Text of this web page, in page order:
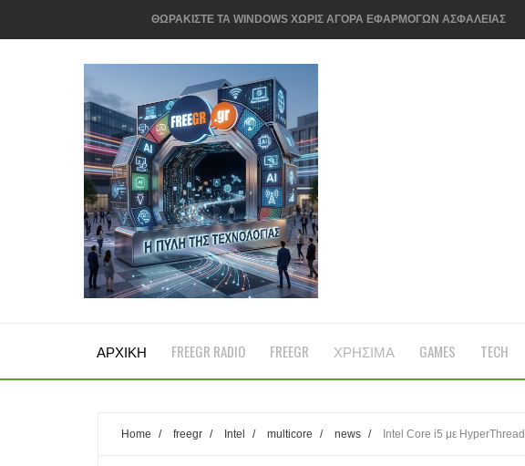
WINDOWS: ΤΑ ΠΙΟΣ ΣΥΝΗΘΗΣΙΜΕΝΑ ΛΑΘΗ ΓΙΑ ΑΡΧΑΡΙΟΥΣ ΚΑΙ ΠΩΣ
ΥΠΟΡΧΡΕΩΤΙΚΟ ΔΙΚΑΙΩΜΑ ΣΤΗΝ ΕΠΙΣΚΕΥΗ ΗΛΕΚΤΡΟΝΙΚΩΝ
ΕΛΛΑΔΑ
FREEGR TIPS: ΑΦΙΑΙΡΕΣΤΕ ΤΙΣ ΑΧΡΗΣΤΕΣ ΕΦΑΡΜΟΓΕΣ ΣΤΟ ΚΙΝΗΤΟ
ΤΟ ΜΕΓΕΘΟΣ ΜΕΤΡΑΕΙ ΣΤΑ SMARTPHONES ΓΙΑ ΕΛΛΗΝΕΣ ΚΑΙ
Cloud έΕΝΑΝΤΙΟΝ offline:ΓΙΑΤΙ ΣΥΝΔΥΑΖΟΝΤΑΙ ΕΥΚΟΛΟΓΙΑ
Το Facebook ΣΚΕΦΤΕΤΑΙ ΤΟ ΕΝΔΕΧΟΜΕΝΟ ΝΑ ΜΕΤΑΤΡΑΠΕΙ ΣΕ …
H GOOGLE ΦΙΜΩΝΕΙ SITE ΕΙΔΗΣΕΩΝ ΚΑΙ ΟΙ ΜΕΓΑΛΟΙ ΕΚΔΟΤΕΣ
ΑΡΧΙΚΗ FREEGR RADIO FREEGR ΧΡΗΣΙΜΑ GAMES TECH
Home / freegr / Intel / multicore / news / Intel Core i5 με